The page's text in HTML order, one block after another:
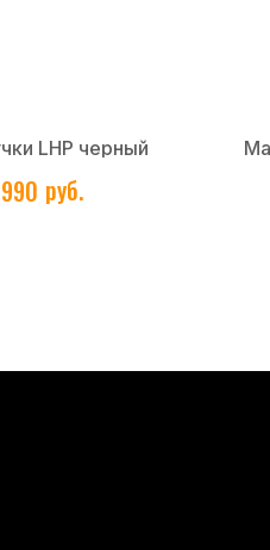
LHP черный
руб.